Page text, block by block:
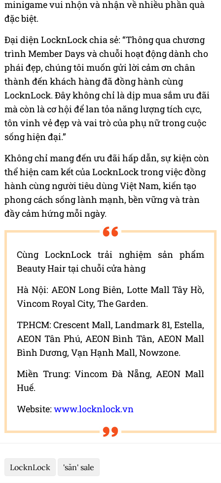
minigame vui nhộn và nhận về nhiều phần quà
đặc biệt.
Đại diện LocknLock chia sẻ: “Thông qua chương
trình Member Days và chuỗi hoạt động dành cho
phái đẹp, chúng tôi muốn gửi lời cảm ơn chân
thành đến khách hàng đã đồng hành cùng
LocknLock. Đây không chỉ là dịp mua sắm ưu đãi
mà còn là cơ hội để lan tỏa năng lượng tích cực,
tôn vinh vẻ đẹp và vai trò của phụ nữ trong cuộc
sống hiện đại.”
Không chỉ mang đến ưu đãi hấp dẫn, sự kiện còn
thể hiện cam kết của LocknLock trong việc đồng
hành cùng người tiêu dùng Việt Nam, kiến tạo
phong cách sống lành mạnh, bền vững và tràn
đầy cảm hứng mỗi ngày.
Cùng LocknLock trải nghiệm sản phẩm
Beauty Hair tại chuỗi cửa hàng
Hà Nội: AEON Long Biên, Lotte Mall Tây Hồ,
Vincom Royal City, The Garden.
TP.HCM: Crescent Mall, Landmark 81, Estella,
AEON Tân Phú, AEON Bình Tân, AEON Mall
Bình Dương, Vạn Hạnh Mall, Nowzone.
Miền Trung: Vincom Đà Nẵng, AEON Mall
Huế.
Website: www.locknlock.vn
LocknLock 'săn' sale